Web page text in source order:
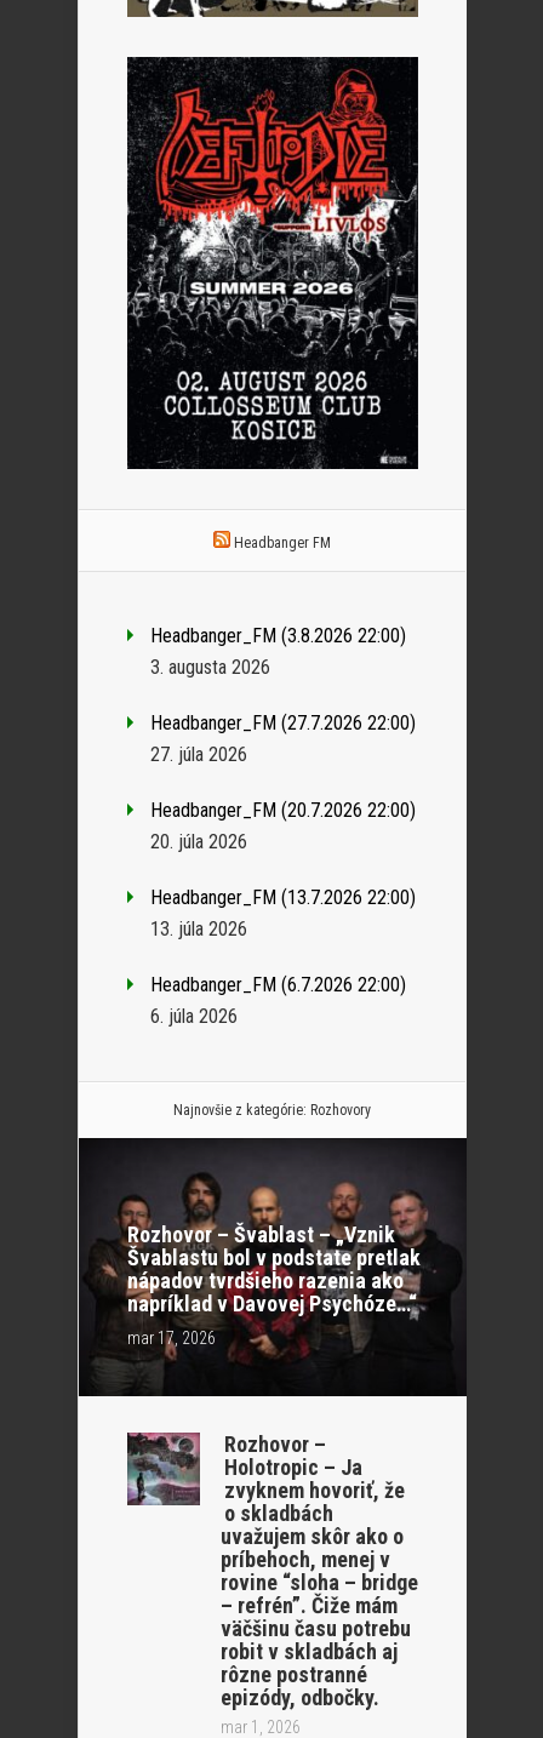
Headbanger FM
Headbanger_FM (3.8.2026 22:00)
3. augusta 2026
Headbanger_FM (27.7.2026 22:00)
27. júla 2026
Headbanger_FM (20.7.2026 22:00)
20. júla 2026
Headbanger_FM (13.7.2026 22:00)
13. júla 2026
Headbanger_FM (6.7.2026 22:00)
6. júla 2026
Najnovšie z kategórie: Rozhovory
Rozhovor – Švablast – „Vznik
Švablastu bol v podstate pretlak
nápadov tvrdšieho razenia ako
napríklad v Davovej Psychóze…“
mar 17, 2026
Rozhovor –
Holotropic – Ja
zvyknem hovoriť, že
o skladbách
uvažujem skôr ako o
príbehoch, menej v
rovine “sloha – bridge
– refrén”. Čiže mám
väčšinu času potrebu
robit v skladbách aj
rôzne postranné
epizódy, odbočky.
mar 1, 2026